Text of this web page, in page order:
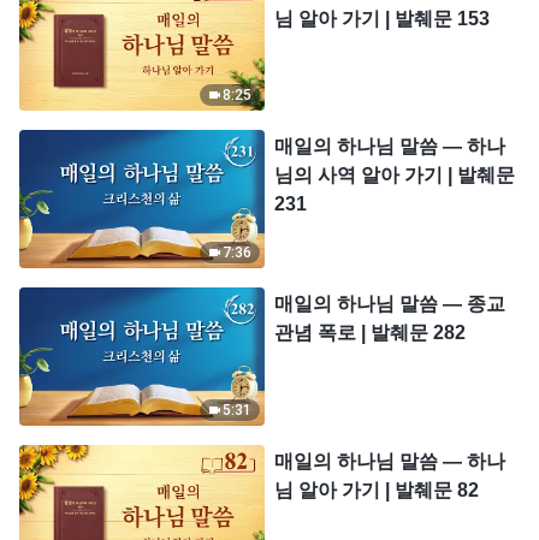
8:25
님 알아 가기 | 발췌문 153
7:36
매일의 하나님 말씀 ― 하나
님의 사역 알아 가기 | 발췌문
231
5:31
매일의 하나님 말씀 ― 종교
관념 폭로 | 발췌문 282
매일의 하나님 말씀 ― 하나
님 알아 가기 | 발췌문 82